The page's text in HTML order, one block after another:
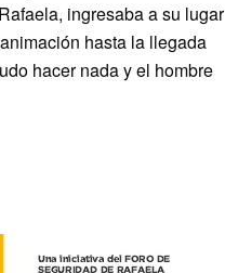
ingresaba a su lugar
hasta la llegada
hacer nada y el hombre